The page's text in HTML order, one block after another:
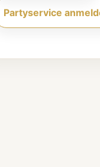
Partyservice